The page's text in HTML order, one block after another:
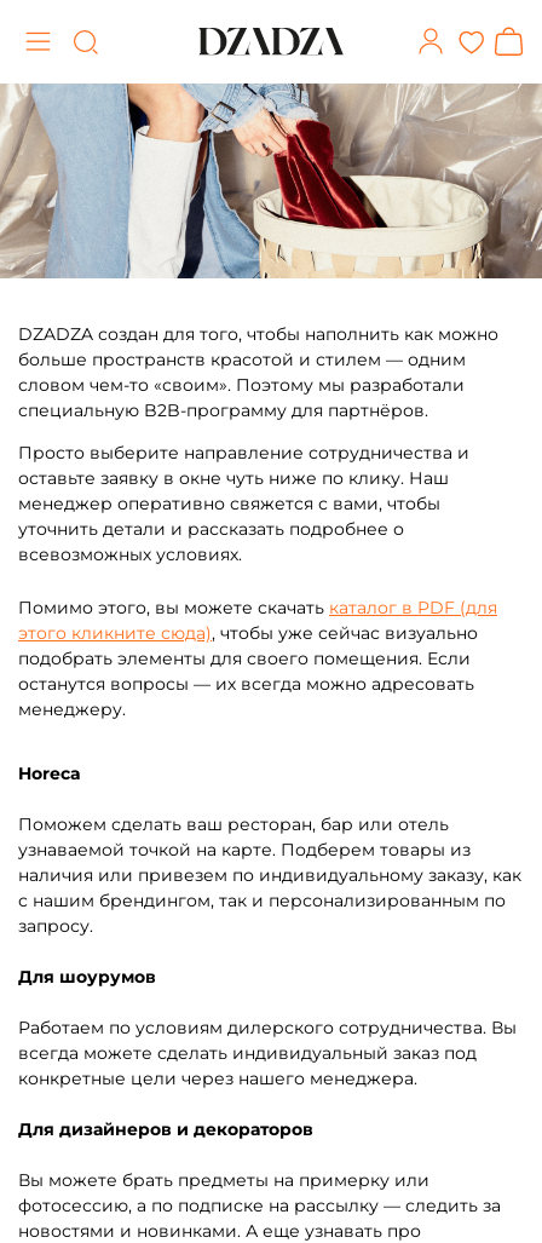
DZADZA создан для того, чтобы наполнить как можно
больше пространств красотой и стилем — одним
словом чем-то «своим». Поэтому мы разработали
специальную B2B-программу для партнёров.
Просто выберите направление сотрудничества и
оставьте заявку в окне чуть ниже по клику. Наш
менеджер оперативно свяжется с вами, чтобы
уточнить детали и рассказать подробнее о
всевозможных условиях.
Помимо этого, вы можете скачать каталог в PDF (для
этого кликните сюда), чтобы уже сейчас визуально
подобрать элементы для своего помещения. Если
останутся вопросы — их всегда можно адресовать
менеджеру.
Horeca
Поможем сделать ваш ресторан, бар или отель
узнаваемой точкой на карте. Подберем товары из
наличия или привезем по индивидуальному заказу, как
с нашим брендингом, так и персонализированным по
запросу.
Для шоурумов
Работаем по условиям дилерского сотрудничества. Вы
всегда можете сделать индивидуальный заказ под
конкретные цели через нашего менеджера.
Для дизайнеров и декораторов
Вы можете брать предметы на примерку или
фотосессию, а по подписке на рассылку — следить за
новостями и новинками. А еще узнавать про